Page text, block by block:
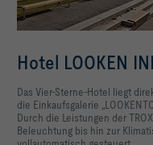
Hotel LOOKEN
Das Vier-Sterne-Hotel liegt
die Einkaufsgalerie
Durch die Leistungen der
Beleuchtung bis hin zur